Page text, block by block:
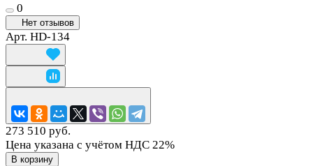
0
Нет отзывов
Арт. HD-134
273 510 руб.
Цена указана с учётом НДС 22%
В корзину